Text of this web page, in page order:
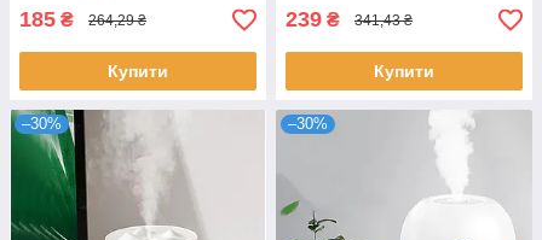
185 ₴ 264,29 ₴
Купити
239 ₴ 341,43 ₴
Купити
–30% –30%